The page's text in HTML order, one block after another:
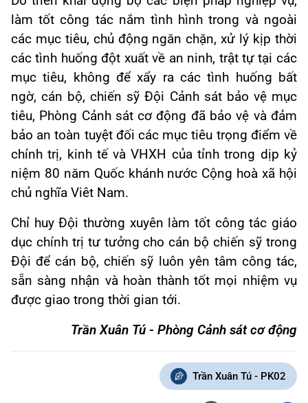
làm tốt công tác nắm tình hình trong và ngoài
các mục tiêu, chủ động ngăn chặn, xử lý kịp thời
các tình huống đột xuất về an ninh, trật tự tại các
mục tiêu, không để xẩy ra các tình huống bất
ngờ, cán bộ, chiến sỹ Đội Cảnh sát bảo vệ mục
tiêu, Phòng Cảnh sát cơ động đã bảo vệ và đảm
bảo an toàn tuyệt đối các mục tiêu trọng điểm về
chính trị, kinh tế và VHXH của tỉnh trong dịp kỷ
niệm 80 năm Quốc khánh nước Cộng hoà xã hội
chủ nghĩa Viêt Nam.
Chỉ huy Đội thường xuyên làm tốt công tác giáo
dục chính trị tư tưởng cho cán bộ chiến sỹ trong
Đội để cán bộ, chiến sỹ luôn yên tâm công tác,
sẵn sàng nhận và hoàn thành tốt mọi nhiệm vụ
được giao trong thời gian tới.
Trần Xuân Tú - Phòng Cảnh sát cơ động
Trần Xuân Tú - PK02